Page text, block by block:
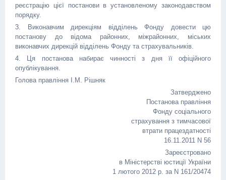
реєстрацію цієї постанови в установленому законодавством
порядку.
3. Виконавчим дирекціям відділень Фонду довести цю
постанову до відома районних, міжрайонних, міських
виконавчих дирекцій відділень Фонду та страхувальників.
4. Ця постанова набирає чинності з дня її офіційного
опублікування.
Голова правління І.М. Рішняк
Затверджено
Постанова правління
Фонду соціального
страхування з тимчасової
втрати працездатності
16.11.2011 N 56
Зареєстровано
в Міністерстві юстиції України
1 лютого 2012 р. за N 161/20474